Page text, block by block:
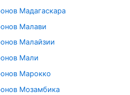
Мадагаскара
Малави
Малайзии
Мали
Марокко
Мозамбика